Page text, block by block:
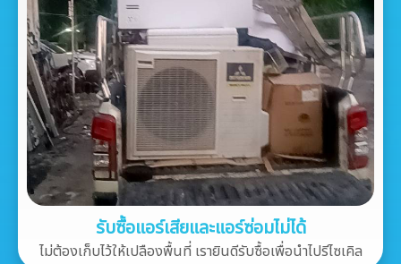
รับซื้อแอร์เสียและแอร์ซ่อมไม่ได้
ไม่ต้องเก็บไว้ให้เปลืองพื้นที่ เรายินดีรับซื้อเพื่อนำไปรีไซเคิล